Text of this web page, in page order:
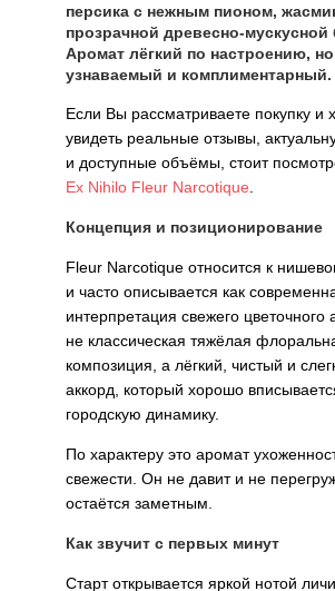
персика с нежным пионом,
прозрачной древесно-мускусной
Аромат лёгкий по настроению,
узнаваемый и комплиментарный.
Если Вы рассматриваете покупку и
увидеть реальные отзывы,
и доступные объёмы, стоит
Ex Nihilo Fleur Narcotique
Концепция и позиционирование
Fleur Narcotique относится к
и часто описывается как
интерпретация свежего цветочного
не классическая тяжёлая
композиция, а лёгкий, чистый и
аккорд, который хорошо
городскую динамику.
По характеру это аромат
свежести. Он не давит и не
остаётся заметным.
Как звучит с первых минут
Старт открывается яркой нотой